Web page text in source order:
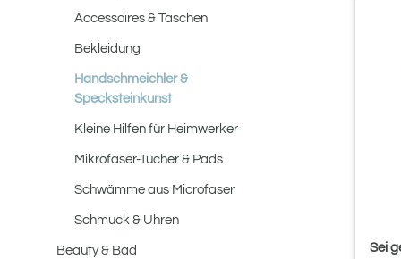
Accessoires & Taschen
Bekleidung
Handschmeichler &
Specksteinkunst
Kleine Hilfen für Heimwerker
Mikrofaser-Tücher & Pads
Schwämme aus Microfaser
Schmuck & Uhren
Beauty & Bad Sei